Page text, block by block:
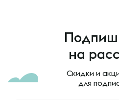
на
Скидки и
для